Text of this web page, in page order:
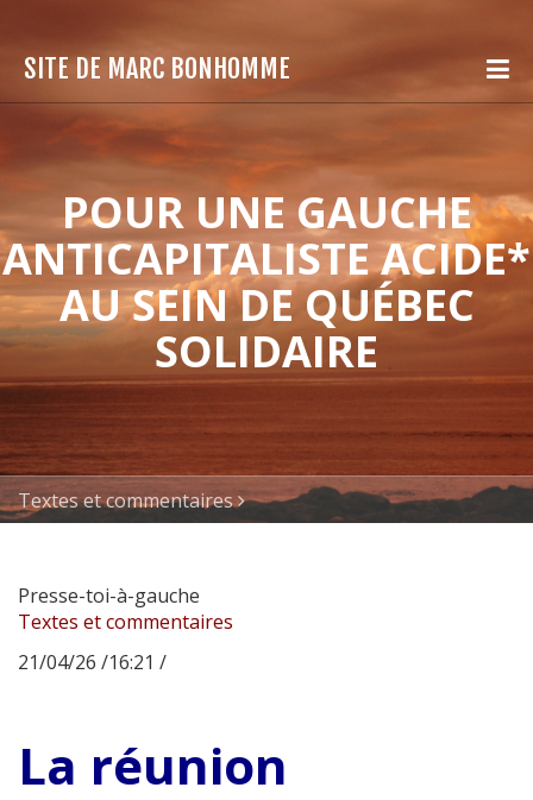
SITE DE MARC BONHOMME
POUR UNE GAUCHE
ANTICAPITALISTE ACIDE*
AU SEIN DE QUÉBEC
SOLIDAIRE
Textes et commentaires
Presse-toi-à-gauche
Textes et commentaires
21/04/26 /16:21 /
La réunion